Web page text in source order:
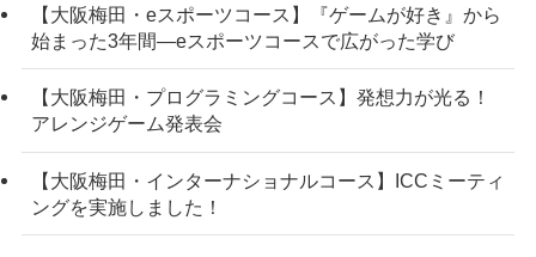
【大阪梅田・eスポーツコース】『ゲームが好き』から
始まった3年間―eスポーツコースで広がった学び
【大阪梅田・プログラミングコース】発想力が光る！
アレンジゲーム発表会
【大阪梅田・インターナショナルコース】ICCミーティ
ングを実施しました！